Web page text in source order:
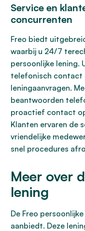
Service en
concurrenten
Freo biedt
waarbij u 24/7
persoonlijke lening.
telefonisch contact
leningaanvragen.
beantwoorden
proactief contact
Klanten ervaren de
vriendelijke
snel procedures
Meer over
lening
De Freo
aanbiedt. Deze